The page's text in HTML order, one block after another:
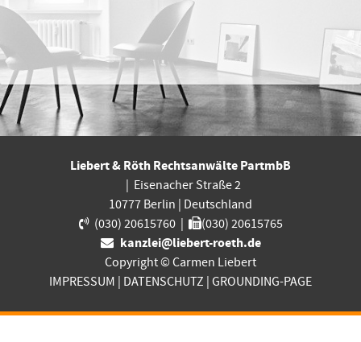
Liebert & Röth Rechtsanwälte PartmbB
Eisenacher Straße 2
10777 Berlin
Deutschland
(030) 20615760|
(030) 20615765
kanzlei@liebert-roeth.de
Copyright © Carmen Liebert
IMPRESSUM
DATENSCHUTZ GROUNDING-PAGE